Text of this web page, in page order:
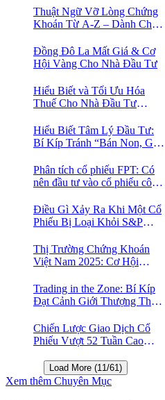
Thuật Ngữ Vỡ Lòng Chứng
Khoán Từ A-Z – Dành Cho
Đồng Đô La Mất Giá & Cơ
Hội Vàng Cho Nhà Đầu Tư
Hiểu Biết và Tối Ưu Hóa
Thuế Cho Nhà Đầu Tư
Hiểu Biết Tâm Lý Đầu Tư:
Bí Kíp Tránh “Bán Non, Giữ
Thị Trường Chứng Khoán
Phân tích cổ phiếu FPT: Có
nên đầu tư vào cổ phiếu công
Điều Gì Xảy Ra Khi Một Cổ
Phiếu Bị Loại Khỏi S&P
Thị Trường Chứng Khoán
Việt Nam 2025: Cơ Hội
Index 🤑
Trading in the Zone: Bí Kíp
Đạt Cảnh Giới Thượng Thừa
Chiến Lược Giao Dịch Cổ
Phiếu Vượt 52 Tuần Cao
Screener
Load More (11/61)
Xem thêm Chuyên Mục